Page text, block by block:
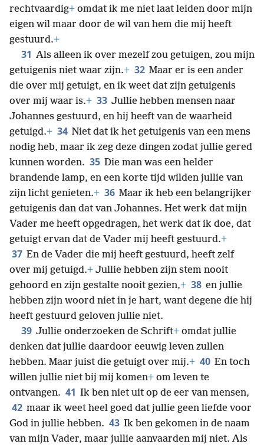
rechtvaardig+ omdat ik me niet laat leiden door mijn
eigen wil maar door de wil van hem die mij heeft
gestuurd.+
31 Als alleen ik over mezelf zou getuigen, zou mijn
getuigenis niet waar zijn.+ 32 Maar er is een ander
die over mij getuigt, en ik weet dat zijn getuigenis
over mij waar is.+ 33 Jullie hebben mensen naar
Johannes gestuurd, en hij heeft van de waarheid
getuigd.+ 34 Niet dat ik het getuigenis van een mens
nodig heb, maar ik zeg deze dingen zodat jullie gered
kunnen worden. 35 Die man was een helder
brandende lamp, en een korte tijd wilden jullie van
zijn licht genieten.+ 36 Maar ik heb een belangrijker
getuigenis dan dat van Johannes. Het werk dat mijn
Vader me heeft opgedragen, het werk dat ik doe, dat
getuigt ervan dat de Vader mij heeft gestuurd.+
37 En de Vader die mij heeft gestuurd, heeft zelf
over mij getuigd.+ Jullie hebben zijn stem nooit
gehoord en zijn gestalte nooit gezien,+ 38 en jullie
hebben zijn woord niet in je hart, want degene die hij
heeft gestuurd geloven jullie niet.
39 Jullie onderzoeken de Schrift+ omdat jullie
denken dat jullie daardoor eeuwig leven zullen
hebben. Maar juist die getuigt over mij.+ 40 En toch
willen jullie niet bij mij komen+ om leven te
ontvangen. 41 Ik ben niet uit op de eer van mensen,
42 maar ik weet heel goed dat jullie geen liefde voor
God in jullie hebben. 43 Ik ben gekomen in de naam
van mijn Vader, maar jullie aanvaarden mij niet. Als